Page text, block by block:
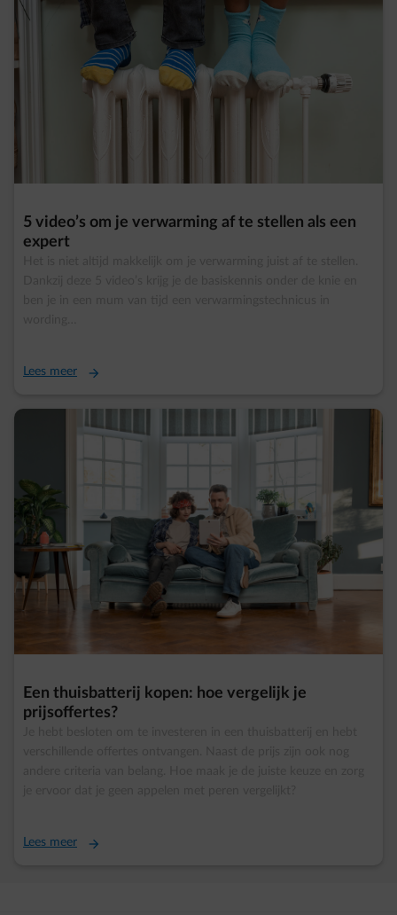
5 video’s om je verwarming af te stellen als een
expert
Lees meer
Een thuisbatterij kopen: hoe vergelijk je
prijsoffertes?
Lees meer